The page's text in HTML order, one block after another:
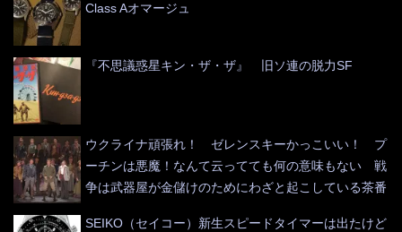
Class Aオマージュ
『不思議惑星キン・ザ・ザ』 旧ソ連の脱力SF
ウクライナ頑張れ！ ゼレンスキーかっこいい！ プ
ーチンは悪魔！なんて云ってても何の意味もない 戦
争は武器屋が金儲けのためにわざと起こしている茶番
SEIKO（セイコー）新生スピードタイマーは出たけど